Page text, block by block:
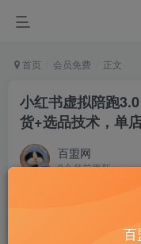
首页 会员免费 正文
小红书虚拟陪跑
货+选品技术，单
百盟网
9个月前更新
百